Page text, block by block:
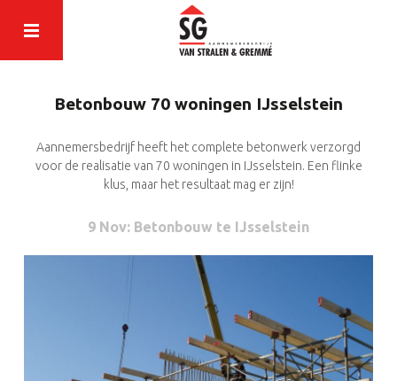
Betonbouw 70 woningen IJsselstein
Aannemersbedrijf heeft het complete betonwerk verzorgd
voor de realisatie van 70 woningen in IJsselstein. Een flinke
klus, maar het resultaat mag er zijn!
9 Nov: Betonbouw te IJsselstein